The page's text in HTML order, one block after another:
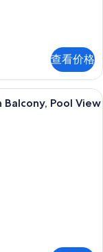
查看价格
、客房内保险箱、免费
Pool View